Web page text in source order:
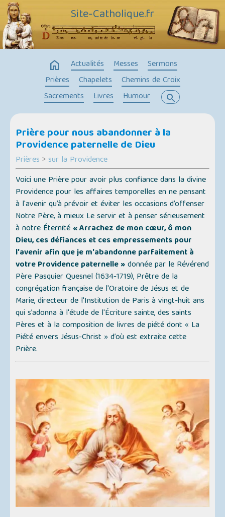
Site-Catholique.fr
home Actualités Messes
Sermons
Prières
Chapelets
Chemins de Croix
Sacrements
Livres Humour search
Prière pour nous abandonner à la
Providence paternelle de Dieu
Prières >sur la Providence
Voici une Prière pour avoir plus confiance dans la divine
Providence pour les affaires temporelles en ne pensant
à l'avenir qu’à prévoir et éviter les occasions d’offenser
Notre Père, à mieux Le servir et à penser sérieusement
à notre Éternité « Arrachez de mon cœur, ô mon
Dieu, ces défiances et ces empressements pour
l'avenir afin que je m'abandonne parfaitement à
votre Providence paternelle »donnée par le Révérend
Père Pasquier Quesnel (1634-1719), Prêtre de la
congrégation française de l'Oratoire de Jésus et de
Marie, directeur de l'Institution de Paris à vingt-huit ans
qui s’adonna à l'étude de l'Écriture sainte, des saints
Pères et à la composition de livres de piété dont« La
Piété envers Jésus-Christ »d’où est extraite cette
Prière.